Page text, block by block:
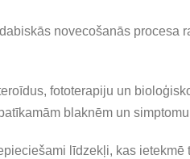
novecošanās procesa
fototerapiju un
blaknēm un
līdzekļi, kas ietekmē